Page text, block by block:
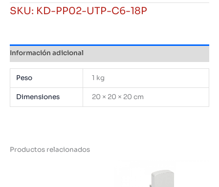
19
Pulgadas
Puertos
Procom
cantidad
SKU: KD-PP02-UTP-C6-18P
Información adicional
Peso 1 kg
Dimensiones 20 × 20 × 20 cm
Productos relacionados